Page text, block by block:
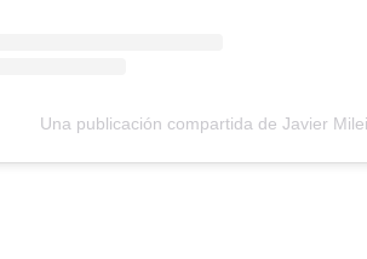
Una publicación compartida de Javier